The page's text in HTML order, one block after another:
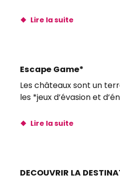
Lire la suite
Escape Game*
Les châteaux sont un
les *jeux d’évasion et
Lire la suite
DECOUVRIR LA